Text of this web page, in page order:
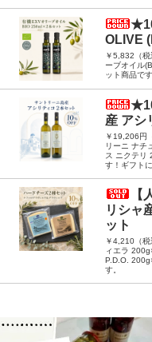
OLIVE
￥5,832（
ーブオイル
ット商品です
産 アシ
￥19,206円
リーニ ナチ
ス ニクテリ
す！ギフト
リシャ
ット
￥4,210（
ィエラ
P.D.O.
す。